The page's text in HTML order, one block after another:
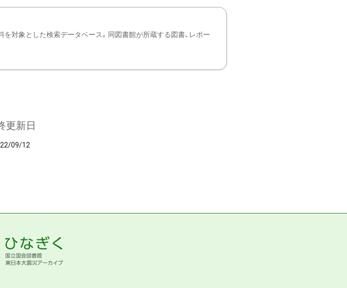
対象とした検索データベース。同図書館が所蔵する図書、レポー
更新日
09/12